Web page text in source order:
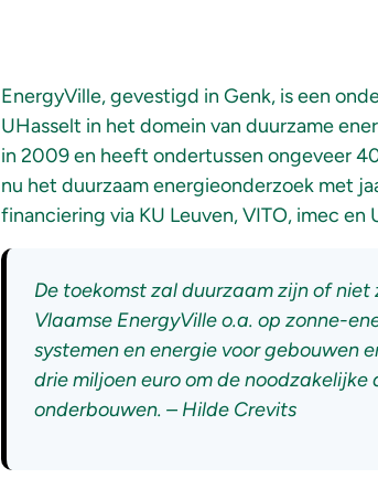
EnergyVille, gevestigd in Genk, is een
UHasselt in het domein van duurzame
in 2009 en heeft ondertussen ongeveer
nu het duurzaam energieonderzoek met
financiering via KU Leuven, VITO, imec
De toekomst zal duurzaam zijn of
Vlaamse EnergyVille o.a. op zonne-
systemen en energie voor gebouwen
drie miljoen euro om de
onderbouwen. – Hilde Crevits